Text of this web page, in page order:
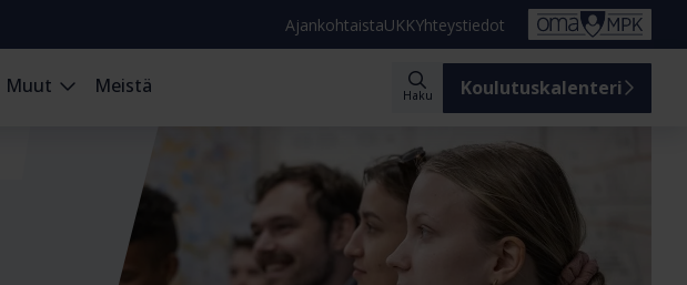
AjankohtaistaUKKYhteystiedot
Muut Meistä Haku Koulutuskalenteri